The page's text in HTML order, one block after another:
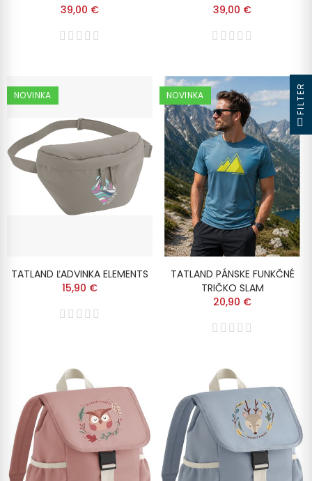
39,00 €
39,00 €
NOVINKA
TATLAND ĽADVINKA ELEMENTS
15,90 €
NOVINKA
TATLAND PÁNSKE FUNKČNÉ
TRIČKO SLAM
20,90 €
FILTER